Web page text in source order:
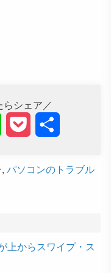
シェア／
n
c
t
, パソコンのトラブル
上からスワイプ・ス